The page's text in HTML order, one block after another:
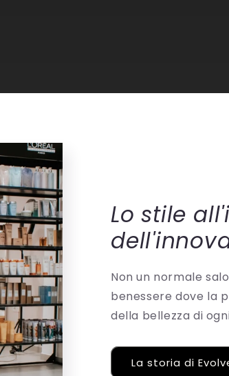
Lo stile
Non un normale
benessere dove la
della bellezza di
La storia di